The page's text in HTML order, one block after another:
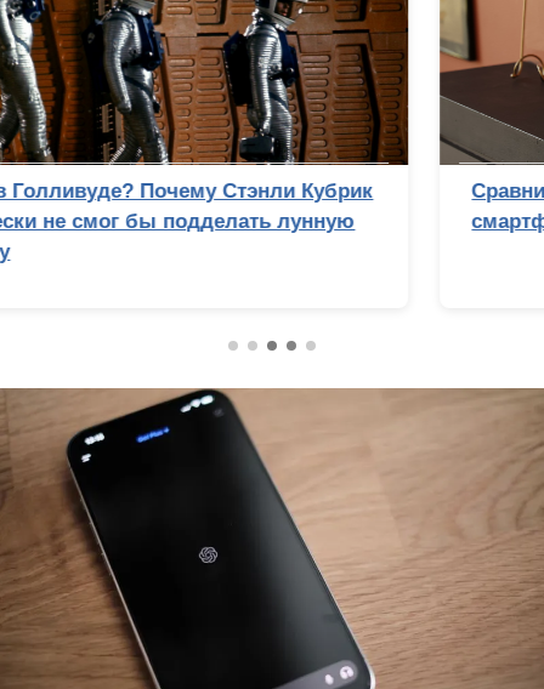
Сравнительный тест камер флагманских
смартфонов (2026): итоги